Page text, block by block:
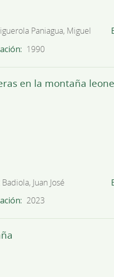
Paniagua, Miguel
1990
en la montaña
Juan José
2023